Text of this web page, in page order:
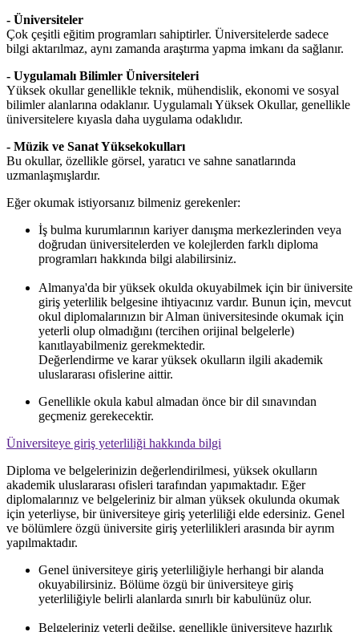
- Üniversiteler
Çok çeşitli eğitim programları sahiptirler. Üniversitelerde sadece
bilgi aktarılmaz, aynı zamanda araştırma yapma imkanı da sağlanır.
- Uygulamalı Bilimler Üniversiteleri
Yüksek okullar genellikle teknik, mühendislik, ekonomi ve sosyal
bilimler alanlarına odaklanır. Uygulamalı Yüksek Okullar, genellikle
üniversitelere kıyasla daha uygulama odaklıdır.
- Müzik ve Sanat Yüksekokulları
Bu okullar, özellikle görsel, yaratıcı ve sahne sanatlarında
uzmanlaşmışlardır.
Eğer okumak istiyorsanız bilmeniz gerekenler:
İş bulma kurumlarının kariyer danışma merkezlerinden veya
doğrudan üniversitelerden ve kolejlerden farklı diploma
programları hakkında bilgi alabilirsiniz.
Almanya'da bir yüksek okulda okuyabilmek için bir üniversite
giriş yeterlilik belgesine ihtiyacınız vardır. Bunun için, mevcut
okul diplomalarınızın bir Alman üniversitesinde okumak için
yeterli olup olmadığını (tercihen orijinal belgelerle)
kanıtlayabilmeniz gerekmektedir.
Değerlendirme ve karar yüksek okulların ilgili akademik
uluslararası ofislerine aittir.
Genellikle okula kabul almadan önce bir dil sınavından
geçmeniz gerekecektir.
Üniversiteye giriş yeterliliği hakkında bilgi
Diploma ve belgelerinizin değerlendirilmesi, yüksek okulların
akademik uluslararası ofisleri tarafından yapımaktadır. Eğer
diplomalarınız ve belgeleriniz bir alman yüksek okulunda okumak
için yeterliyse, bir üniversiteye giriş yeterliliği elde edersiniz. Genel
ve bölümlere özgü üniversite giriş yeterlilikleri arasında bir ayrım
yapılmaktadır.
Genel üniversiteye giriş yeterliliğiyle herhangi bir alanda
okuyabilirsiniz. Bölüme özgü bir üniversiteye giriş
yeterliliğiyle belirli alanlarda sınırlı bir kabulünüz olur.
Belgeleriniz yeterli değilse, genellikle üniversiteye hazırlık